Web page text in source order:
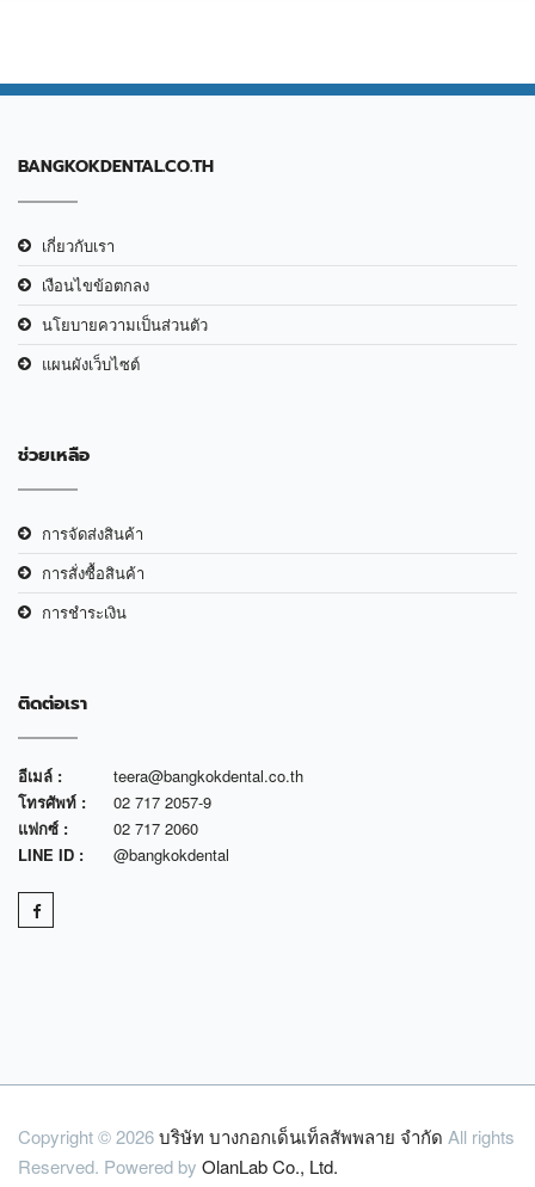
BANGKOKDENTAL.CO.TH
เกี่ยวกับเรา
เงือนไขข้อตกลง
นโยบายความเป็นส่วนตัว
แผนผังเว็บไซต์
ช่วยเหลือ
การจัดส่งสินค้า
การสั่งซื้อสินค้า
การชำระเงิน
ติดต่อเรา
อีเมล์ :
teera@bangkokdental.co.th
โทรศัพท์ :
02 717 2057-9
แฟกซ์ :
02 717 2060
LINE ID :
@bangkokdental
Copyright © 2026บริษัท บางกอกเด็นเท็ลสัพพลาย จำกัด All rights
Reserved. Powered by OlanLab Co., Ltd.